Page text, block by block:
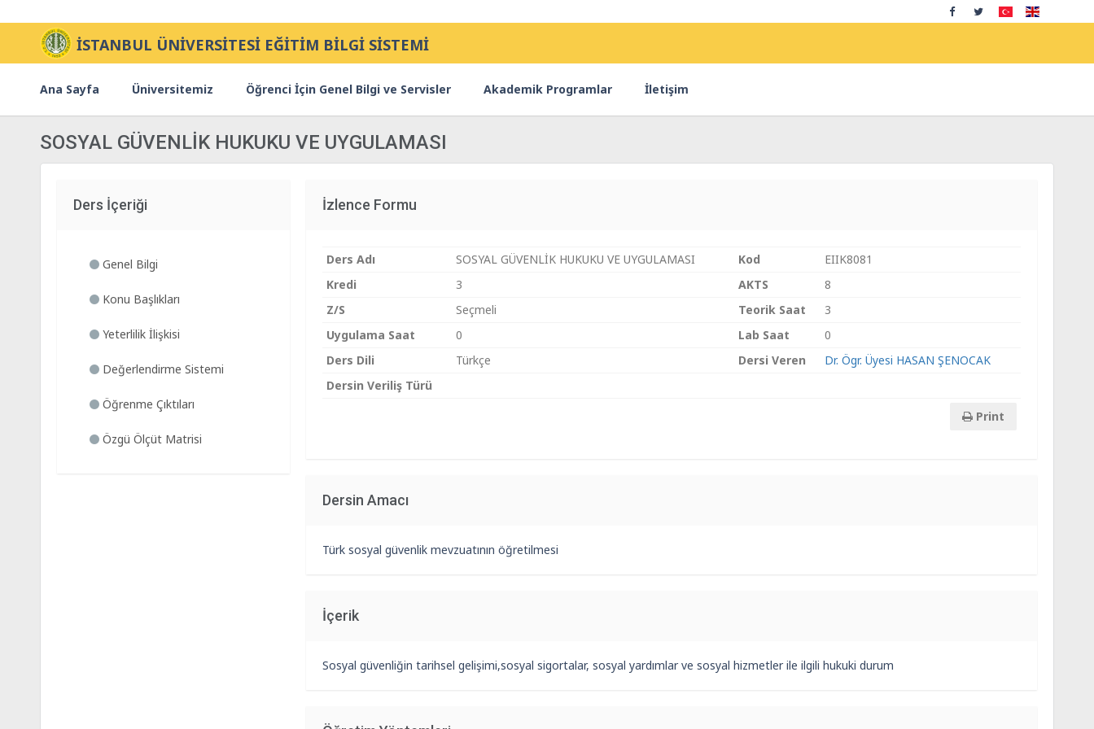
İSTANBUL ÜNİVERSİTESİ EĞİTİM BİLGİ SİSTEMİ
Ana Sayfa Üniversitemiz Öğrenci İçin Genel Bilgi ve Servisler Akademik Programlar İletişim
SOSYAL GÜVENLİK HUKUKU VE UYGULAMASI
Ders İçeriği
Genel Bilgi
Konu Başlıkları
Yeterlilik İlişkisi
Değerlendirme Sistemi
Öğrenme Çıktıları
Özgü Ölçüt Matrisi
İzlence Formu
Ders Adı SOSYAL GÜVENLİK HUKUKU VE UYGULAMASI Kod
EIIK8081
Kredi
3 AKTS
8
Z/S
Seçmeli Teorik Saat
3
Uygulama Saat
0 Lab Saat
0
Ders Dili
Türkçe Dersi Veren
Dr. Ögr. Üyesi HASAN ŞENOCAK
Dersin Veriliş Türü
Print
Dersin Amacı
Türk sosyal güvenlik mevzuatının öğretilmesi
İçerik
Sosyal güvenliğin tarihsel gelişimi,sosyal sigortalar, sosyal yardımlar ve sosyal hizmetler ile ilgili hukuki durum